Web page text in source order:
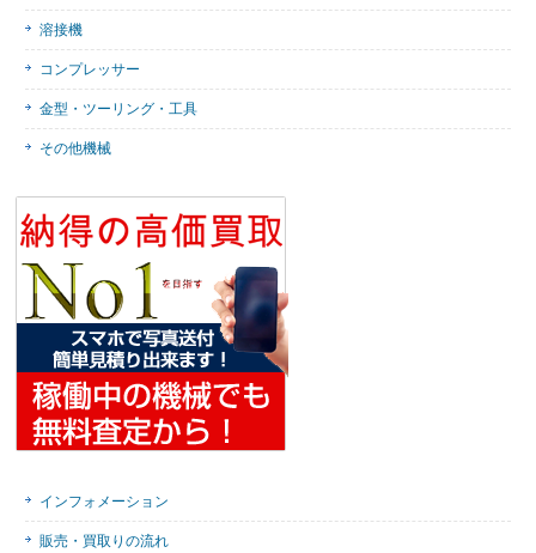
溶接機
コンプレッサー
金型・ツーリング・工具
その他機械
インフォメーション
販売・買取りの流れ